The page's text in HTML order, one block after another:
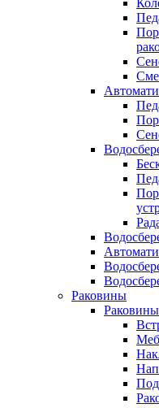
Раковины
Раковины